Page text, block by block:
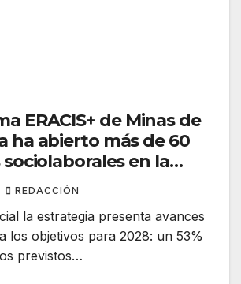
ERACIS+ de Minas de
ha abierto más de 60
en la
de la Mesa
REDACCIÓN
la estrategia presenta avances
los objetivos para 2028: un 53%
previstos…